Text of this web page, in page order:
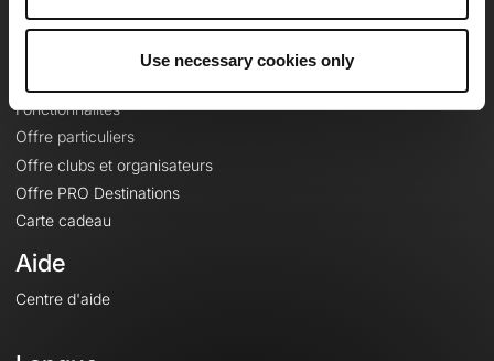
Use necessary cookies only
Fonctionnalités
Offre particuliers
Offre clubs et organisateurs
Offre PRO Destinations
Carte cadeau
Aide
Centre d'aide